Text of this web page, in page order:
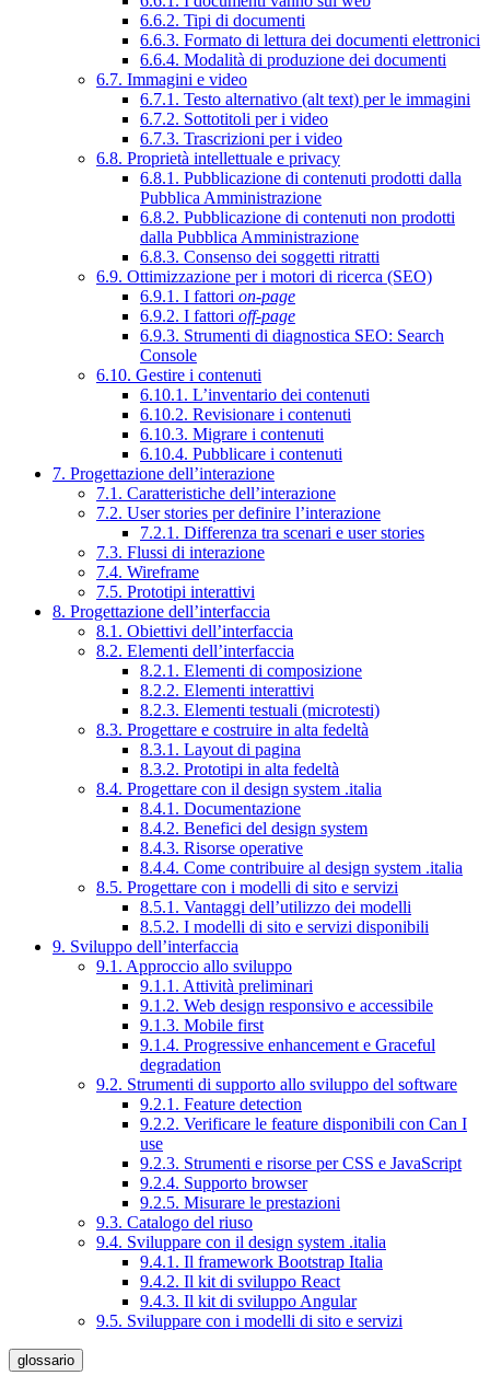
6.6.2. Tipi di documenti
6.6.3. Formato di lettura dei documenti elettronici
6.6.4. Modalità di produzione dei documenti
6.7. Immagini e video
6.7.1. Testo alternativo (alt text) per le immagini
6.7.2. Sottotitoli per i video
6.7.3. Trascrizioni per i video
6.8. Proprietà intellettuale e privacy
6.8.1. Pubblicazione di contenuti prodotti dalla
Pubblica Amministrazione
6.8.2. Pubblicazione di contenuti non prodotti
dalla Pubblica Amministrazione
6.8.3. Consenso dei soggetti ritratti
6.9. Ottimizzazione per i motori di ricerca (SEO)
6.9.1. I fattori on-page
6.9.2. I fattori off-page
6.9.3. Strumenti di diagnostica SEO: Search
Console
6.10. Gestire i contenuti
6.10.1. L’inventario dei contenuti
6.10.2. Revisionare i contenuti
6.10.3. Migrare i contenuti
6.10.4. Pubblicare i contenuti
7. Progettazione dell’interazione
7.1. Caratteristiche dell’interazione
7.2. User stories per definire l’interazione
7.2.1. Differenza tra scenari e user stories
7.3. Flussi di interazione
7.4. Wireframe
7.5. Prototipi interattivi
8. Progettazione dell’interfaccia
8.1. Obiettivi dell’interfaccia
8.2. Elementi dell’interfaccia
8.2.1. Elementi di composizione
8.2.2. Elementi interattivi
8.2.3. Elementi testuali (microtesti)
8.3. Progettare e costruire in alta fedeltà
8.3.1. Layout di pagina
8.3.2. Prototipi in alta fedeltà
8.4. Progettare con il design system .italia
8.4.1. Documentazione
8.4.2. Benefici del design system
8.4.3. Risorse operative
8.4.4. Come contribuire al design system .italia
8.5. Progettare con i modelli di sito e servizi
8.5.1. Vantaggi dell’utilizzo dei modelli
8.5.2. I modelli di sito e servizi disponibili
9. Sviluppo dell’interfaccia
9.1. Approccio allo sviluppo
9.1.1. Attività preliminari
9.1.2. Web design responsivo e accessibile
9.1.3. Mobile first
9.1.4. Progressive enhancement e Graceful
degradation
9.2. Strumenti di supporto allo sviluppo del software
9.2.1. Feature detection
9.2.2. Verificare le feature disponibili con Can I
use
9.2.3. Strumenti e risorse per CSS e JavaScript
9.2.4. Supporto browser
9.2.5. Misurare le prestazioni
9.3. Catalogo del riuso
9.4. Sviluppare con il design system .italia
9.4.1. Il framework Bootstrap Italia
9.4.2. Il kit di sviluppo React
9.4.3. Il kit di sviluppo Angular
9.5. Sviluppare con i modelli di sito e servizi
glossario